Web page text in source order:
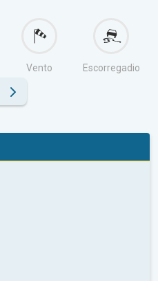
Vento Escorregadio